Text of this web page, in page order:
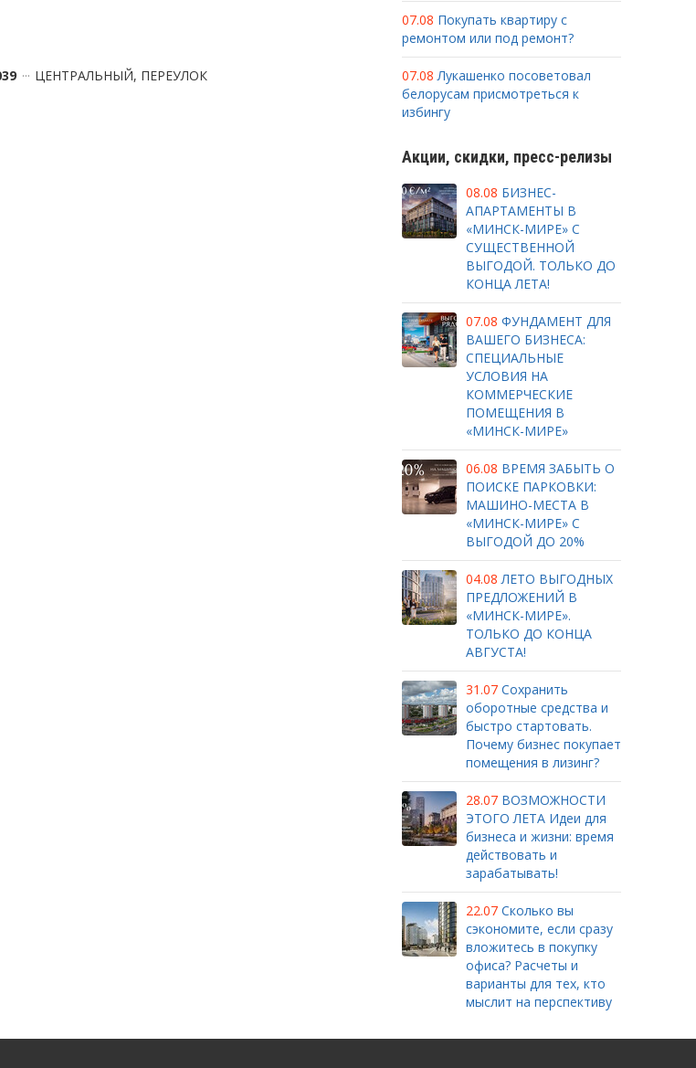
ЦЕНТРАЛЬНЫЙ, ПЕРЕУЛОК
07.08 Покупать квартиру с
ремонтом или под ремонт?
07.08 Лукашенко посоветовал
белорусам присмотреться к
избингу
Акции, скидки, пресс-релизы
08.08 БИЗНЕС-
АПАРТАМЕНТЫ В
«МИНСК-МИРЕ» С
СУЩЕСТВЕННОЙ
ВЫГОДОЙ. ТОЛЬКО ДО
КОНЦА ЛЕТА!
07.08 ФУНДАМЕНТ ДЛЯ
ВАШЕГО БИЗНЕСА:
СПЕЦИАЛЬНЫЕ
УСЛОВИЯ НА
КОММЕРЧЕСКИЕ
ПОМЕЩЕНИЯ В
«МИНСК-МИРЕ»
06.08 ВРЕМЯ ЗАБЫТЬ О
ПОИСКЕ ПАРКОВКИ:
МАШИНО-МЕСТА В
«МИНСК-МИРЕ» С
ВЫГОДОЙ ДО 20%
04.08 ЛЕТО ВЫГОДНЫХ
ПРЕДЛОЖЕНИЙ В
«МИНСК-МИРЕ».
ТОЛЬКО ДО КОНЦА
АВГУСТА!
31.07 Сохранить
оборотные средства и
быстро стартовать.
Почему бизнес покупает
помещения в лизинг?
28.07 ВОЗМОЖНОСТИ
ЭТОГО ЛЕТА Идеи для
бизнеса и жизни: время
действовать и
зарабатывать!
22.07 Сколько вы
сэкономите, если сразу
вложитесь в покупку
офиса? Расчеты и
варианты для тех, кто
мыслит на перспективу